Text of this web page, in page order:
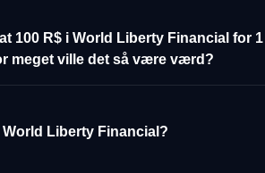
100 R$ i World Liberty Financial for 1
meget ville det så være værd?
Liberty Financial?